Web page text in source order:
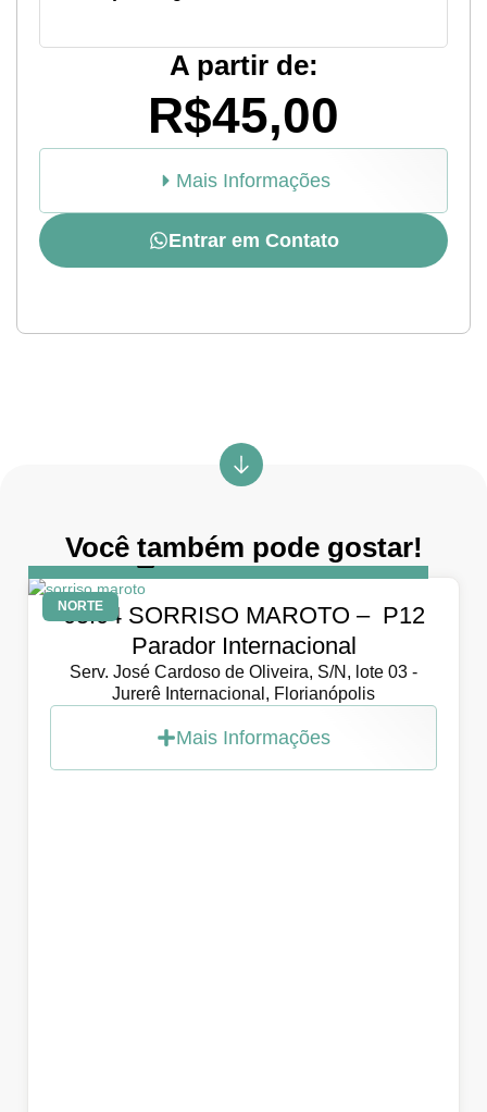
A partir de:
R$45,00
Mais Informações
Entrar em Contato
Você também pode gostar!
NORTE
DIA5 de abril de 2026
05.04 SORRISO MAROTO – P12
Parador Internacional
Serv. José Cardoso de Oliveira, S/N, lote 03 -
Jurerê Internacional, Florianópolis
Mais Informações